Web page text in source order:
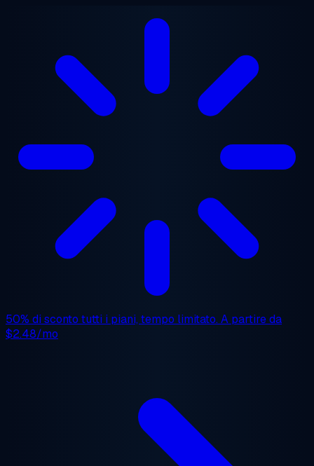
50% di sconto tutti i piani, tempo limitato. A partire da
$2.48/mo